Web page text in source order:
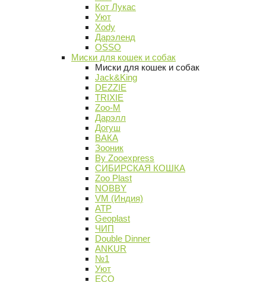
Кот Лукас
Уют
Xody
Дарэленд
OSSO
Миски для кошек и собак
Миски для кошек и собак
Jack&King
DEZZIE
TRIXIE
Zoo-M
Дарэлл
Догуш
ВАКА
Зооник
By Zooexpress
СИБИРСКАЯ КОШКА
Zoo Plast
NOBBY
VM (Индия)
АТР
Geoplast
ЧИП
Double Dinner
ANKUR
№1
Уют
ECO